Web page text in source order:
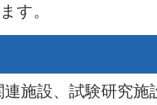
す。
施設、試験研究